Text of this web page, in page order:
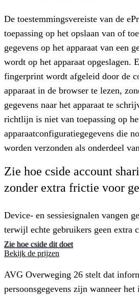
De toestemmingsvereiste van de
toepassing op het opslaan van of
gegevens op het apparaat van een
wordt op het apparaat opgeslagen.
fingerprint wordt afgeleid door de
apparaat in de browser te lezen,
gegevens naar het apparaat te
richtlijn is niet van toepassing op
apparaatconfiguratiegegevens die
worden verzonden als onderdeel
Zie hoe cside account
zonder extra frictie voor
Device- en sessiesignalen vangen
terwijl echte gebruikers geen extra
Zie hoe cside dit doet
Bekijk de prijzen
AVG Overweging 26 stelt dat
persoonsgegevens zijn wanneer